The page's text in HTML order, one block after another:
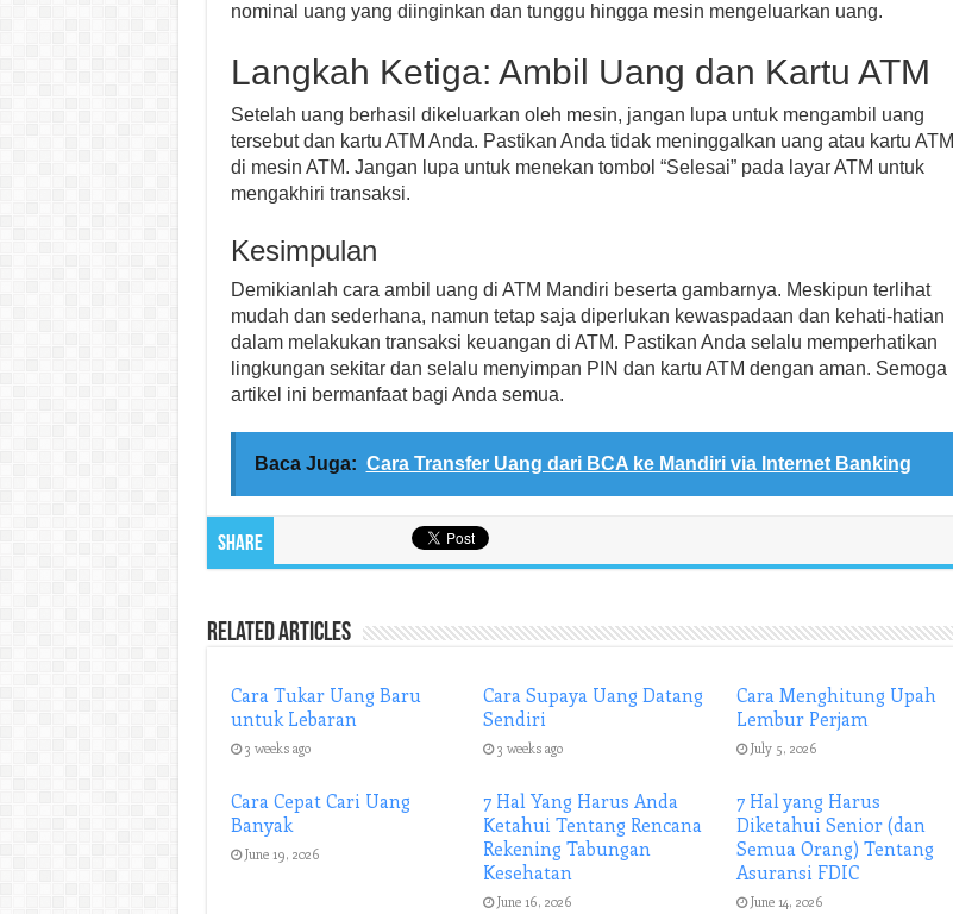
nominal uang yang diinginkan dan tunggu hingga mesin mengeluarkan uang.
Langkah Ketiga: Ambil Uang dan Kartu ATM
Setelah uang berhasil dikeluarkan oleh mesin, jangan lupa untuk mengambil uang
tersebut dan kartu ATM Anda. Pastikan Anda tidak meninggalkan uang atau kartu ATM
di mesin ATM. Jangan lupa untuk menekan tombol “Selesai” pada layar ATM untuk
mengakhiri transaksi.
Kesimpulan
Demikianlah cara ambil uang di ATM Mandiri beserta gambarnya. Meskipun terlihat
mudah dan sederhana, namun tetap saja diperlukan kewaspadaan dan kehati-hatian
dalam melakukan transaksi keuangan di ATM. Pastikan Anda selalu memperhatikan
lingkungan sekitar dan selalu menyimpan PIN dan kartu ATM dengan aman. Semoga
artikel ini bermanfaat bagi Anda semua.
Baca Juga: Cara Transfer Uang dari BCA ke Mandiri via Internet Banking
Share
Related Articles
Cara Tukar Uang Baru
untuk Lebaran
3 weeks ago
Cara Supaya Uang Datang
Sendiri
3 weeks ago
Cara Menghitung Upah
Lembur Perjam
July 5, 2026
Cara Cepat Cari Uang
Banyak
June 19, 2026
7 Hal Yang Harus Anda
Ketahui Tentang Rencana
Rekening Tabungan
Kesehatan
June 16, 2026
7 Hal yang Harus
Diketahui Senior (dan
Semua Orang) Tentang
Asuransi FDIC
June 14, 2026